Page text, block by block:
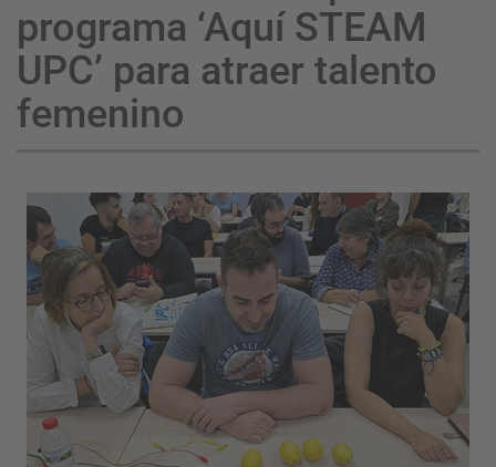
programa ‘Aquí STEAM
UPC’ para atraer talento
femenino